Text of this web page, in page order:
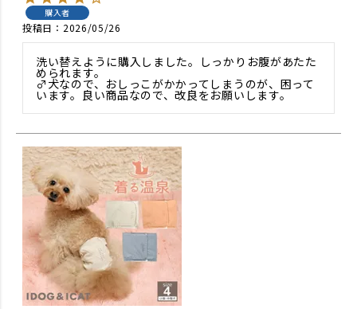
購入者
投稿日 2026/05/26
洗い替えように購入しました。しっかりお腹があたた
められます。
♂犬なので、おしっこがかかってしまうのが、困って
います。良い商品なので、改良をお願いします。